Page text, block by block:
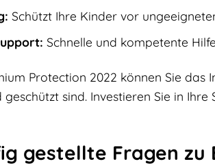
Schützt Ihre Kinder vor
Schnelle und kompetente
Protection 2022 können Sie das
sind. Investieren Sie in
gestellte Fragen